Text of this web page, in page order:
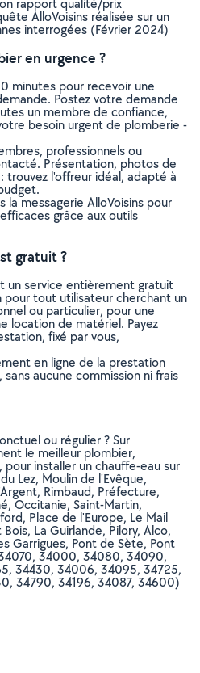
rapport qualité/prix
AlloVoisins réalisée sur un
interrogées (Février 2024)
en urgence ?
minutes pour recevoir une
Postez votre demande
un membre de confiance,
besoin urgent de plomberie -
professionnels ou
Présentation, photos de
trouvez l'offreur idéal, adapté à
la messagerie AlloVoisins pour
grâce aux outils
gratuit ?
un service entièrement gratuit
pour tout utilisateur cherchant un
ou particulier, pour une
location de matériel. Payez
fixé par vous,
en ligne de la prestation
aucune commission ni frais
ou régulier ? Sur
le meilleur plombier,
installer un chauffe-eau sur
Lez, Moulin de l'Evêque,
Rimbaud, Préfecture,
Occitanie, Saint-Martin,
Place de l'Europe, Le Mail
La Guirlande, Pilory, Alco,
Garrigues, Pont de Sète, Pont
34000, 34080, 34090,
34430, 34006, 34095, 34725,
34790, 34196, 34087, 34600)